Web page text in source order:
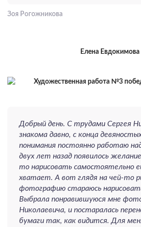
Зоя Рогожникова
Елена Евдокимова
Добрый день. С трудами Сергея
знакома давно, с конца
понимания постоянно работаю
двух лет назад появилось
то нарисовать самостоятельно
хватает. А вот глядя на чей-то
фотографию стараюсь
Выбрала понравившуюся мне
Николаевича, и постаралась
бумаги так, как видится. Для